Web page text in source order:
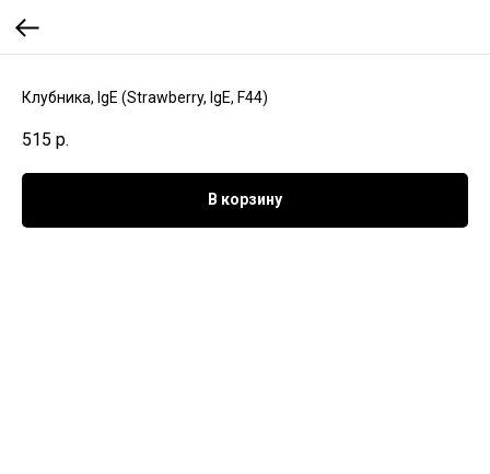
Клубника, IgE (Strawberry, IgE, F44)
515 р.
В корзину